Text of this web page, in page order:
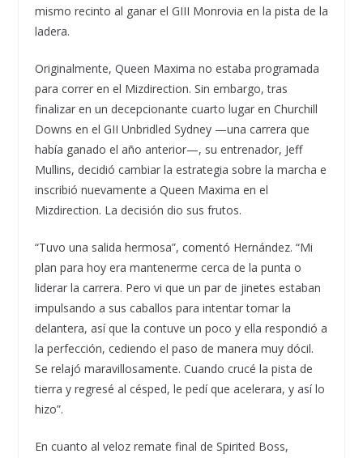
mismo recinto al ganar el GIII Monrovia en la pista de la
ladera.
Originalmente, Queen Maxima no estaba programada
para correr en el Mizdirection. Sin embargo, tras
finalizar en un decepcionante cuarto lugar en Churchill
Downs en el GII Unbridled Sydney —una carrera que
había ganado el año anterior—, su entrenador, Jeff
Mullins, decidió cambiar la estrategia sobre la marcha e
inscribió nuevamente a Queen Maxima en el
Mizdirection. La decisión dio sus frutos.
“Tuvo una salida hermosa”, comentó Hernández. “Mi
plan para hoy era mantenerme cerca de la punta o
liderar la carrera. Pero vi que un par de jinetes estaban
impulsando a sus caballos para intentar tomar la
delantera, así que la contuve un poco y ella respondió a
la perfección, cediendo el paso de manera muy dócil.
Se relajó maravillosamente. Cuando crucé la pista de
tierra y regresé al césped, le pedí que acelerara, y así lo
hizo”.
En cuanto al veloz remate final de Spirited Boss,